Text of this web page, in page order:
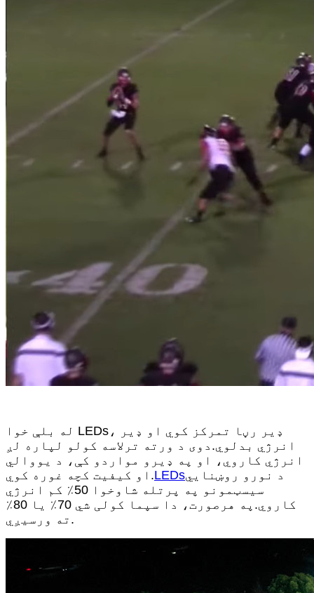
له بلې خوا LEDs، ډیر رڼا تمرکز کوي او ډیر
انرژي بدلوي.دوی د ورته ترلاسه کولو لپاره لږ
انرژي کاروي، او په ډیرو مواردو کې، د یووالي
او کیفیت کچه ​​غوره کوي.LEDsد نورو روښنايي
سیسټمونو په پرتله شاوخوا 50٪ کم انرژي
کاروي.په هرصورت، دا سپما کولی شي 70٪ یا 80٪
ته ورسیږي.